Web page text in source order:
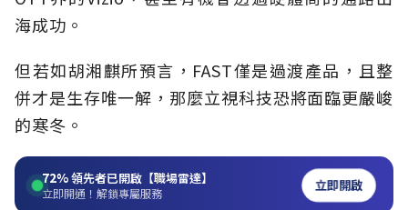
海成功。
但若如胡湘麒所預言，FAST僅是過渡產品，且整
併才是生存唯一解，那麼立視科技恐將面臨更嚴峻
的寒冬。
72%領先者已開啟【職場雷達】
立即開通！解鎖專屬服務 立即開啟